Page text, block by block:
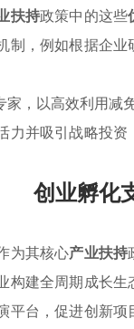
扶持政策中的这些
制，例如根据企
，以高效利用减
力并吸引战略投
创业孵化
为其核心产业扶持
构建全周期成长生
平台，促进创新